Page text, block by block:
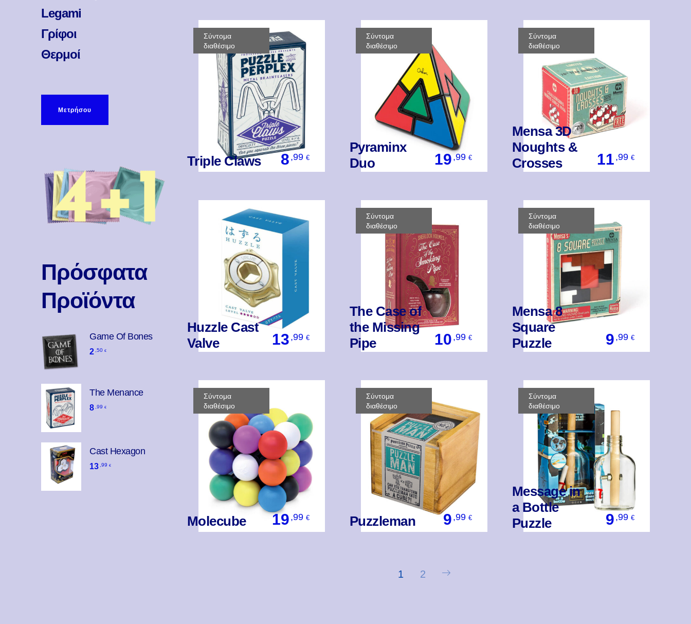
Legami
Γρίφοι
Θερμοί
Μετρήσου
Πρόσφατα
Προϊόντα
Game Of Bones
2 ,50 €
The Menance
8 ,99 €
Cast Hexagon
13 ,99 €
Σύντομα
διαθέσιμο
Triple Claws 8 ,99 €
Σύντομα
διαθέσιμο
Pyraminx
Duo
19 ,99 €
Σύντομα
διαθέσιμο
Mensa 3D
Noughts &
Crosses
11 ,99 €
Huzzle Cast
Valve
13 ,99 €
Σύντομα
διαθέσιμο
The Case of
the Missing
Pipe
10 ,99 €
Σύντομα
διαθέσιμο
Mensa 8
Square
Puzzle
9 ,99 €
Σύντομα
διαθέσιμο
Molecube 19 ,99 €
Σύντομα
διαθέσιμο
Puzzleman 9 ,99 €
Σύντομα
διαθέσιμο
Message in
a Bottle
Puzzle
9 ,99 €
1 2